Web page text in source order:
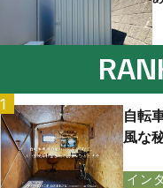
1
自転
風な
イン